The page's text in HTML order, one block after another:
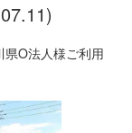
O法人様ご利用